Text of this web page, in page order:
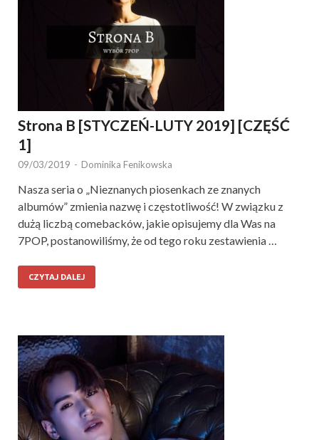
Strona B [STYCZEŃ-LUTY 2019] [CZĘŚĆ
1]
09/03/2019 - Dominika Fenikowska
Nasza seria o „Nieznanych piosenkach ze znanych
albumów” zmienia nazwę i częstotliwość! W związku z
dużą liczbą comebacków, jakie opisujemy dla Was na
7POP, postanowiliśmy, że od tego roku zestawienia …
CZYTAJ DALEJ